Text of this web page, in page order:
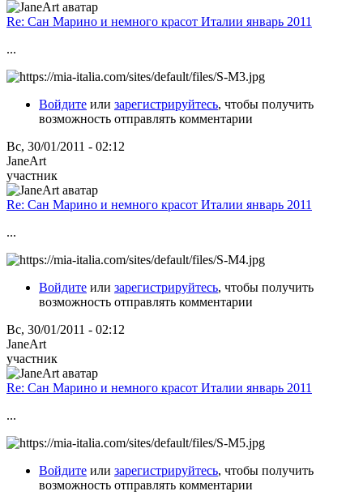
Re: Сан Марино и немного красот Италии январь 2011
...
Войдите или зарегистрируйтесь, чтобы получить
возможность отправлять комментарии
Вс, 30/01/2011 - 02:12
JaneArt
участник
Re: Сан Марино и немного красот Италии январь 2011
...
Войдите или зарегистрируйтесь, чтобы получить
возможность отправлять комментарии
Вс, 30/01/2011 - 02:12
JaneArt
участник
Re: Сан Марино и немного красот Италии январь 2011
...
Войдите или зарегистрируйтесь, чтобы получить
возможность отправлять комментарии